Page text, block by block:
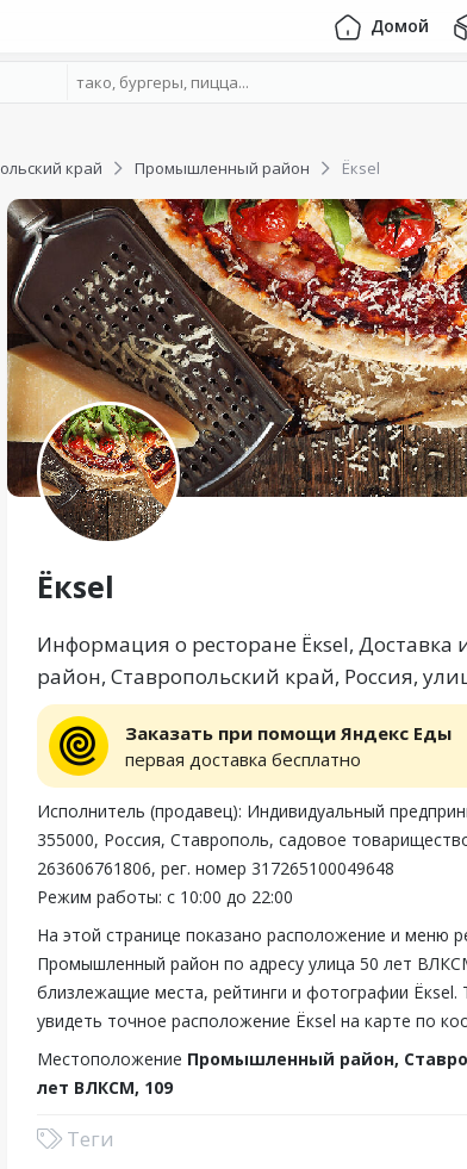
Домой
край Промышленный район Ёкsel
Ёкsel
Информация о ресторане Ёкsel,
район, Ставропольский край, Россия,
Заказать при помощи Яндекс Еды
первая доставка бесплатно
Исполнитель (продавец): Индивидуальный
355000, Россия, Ставрополь, садовое
263606761806, рег. номер 317265100049648
Режим работы: с 10:00 до 22:00
На этой странице показано расположение и меню
Промышленный район по адресу улица 50 лет
близлежащие места, рейтинги и фотографии
увидеть точное расположение Ёкsel на карте по
Местоположение Промышленный район,
лет ВЛКСМ, 109
Теги